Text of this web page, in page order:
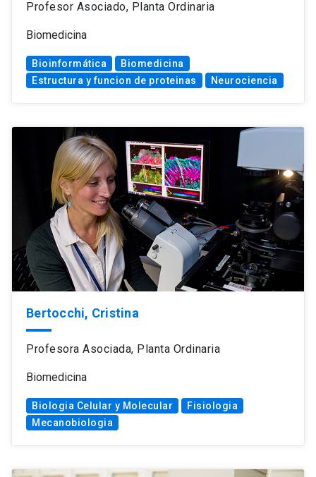
Profesor Asociado, Planta Ordinaria
Biomedicina
Bioinformática
Biomedicina
Estructura y funcion de proteinas
Neurociencia
Bertocchi, Cristina
Profesora Asociada, Planta Ordinaria
Biomedicina
Biologia Celular y Molecular
Fisiologia
Mecanobiologia